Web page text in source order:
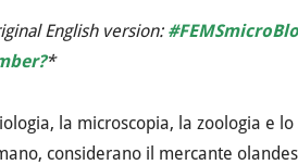
English version:
*
la microscopia, la zoologia e
considerano il ​​mercante